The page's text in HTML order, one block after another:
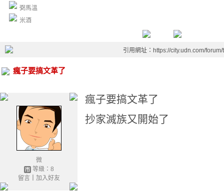
弼馬溫
米酒
引用網址：https://city.udn.com/
瘋子要搞文革了
微
等級：8
留言｜ 加入好友
瘋子要搞文革了
抄家滅族又開始了